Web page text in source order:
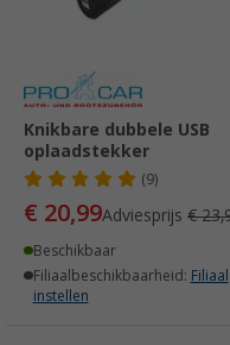
Knikbare dubbele USB
oplaadstekker
(9)
€ 20,99Adviesprijs €
Beschikbaar
Filiaalbeschikbaarheid: Filiaal
instellen